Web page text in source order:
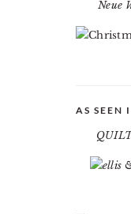
Neue
AS SEEN